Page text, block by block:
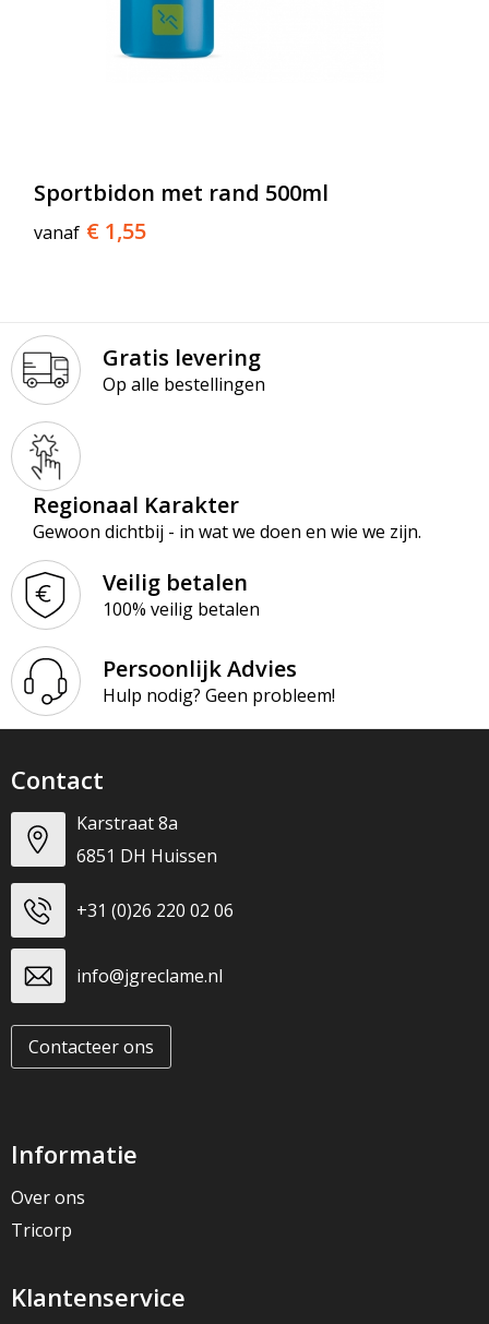
Sportbidon met rand 500ml
vanaf € 1,55
Gratis levering
Op alle bestellingen
Regionaal Karakter
Gewoon dichtbij - in wat we doen en wie we zijn.
Veilig betalen
100% veilig betalen
Persoonlijk Advies
Hulp nodig? Geen probleem!
Contact
Karstraat 8a
6851 DH Huissen
+31 (0)26 220 02 06
info@jgreclame.nl
Contacteer ons
Informatie
Over ons
Tricorp
Klantenservice